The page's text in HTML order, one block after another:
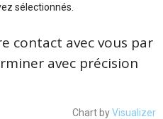
sélectionnés.
contact avec vous par
avec précision
Chart byVisualizer